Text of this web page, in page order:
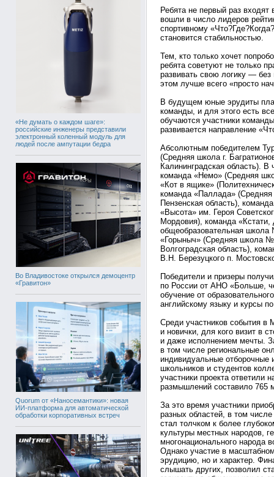
«Не думать о каждом шаге»:
российские инженеры представили
электронный коленный модуль для
людей после ампутации бедра
Во Владивостоке открылся демоцентр
«Гравитон»
Quorum от «Наносемантики»: новая
ИИ-платформа для автоматической
обработки корпоративных встреч
Ребята не первый раз
вошли в число лидеров
спортивному
становится стабильностью.
Тем, кто только хочет
ребята советуют не только
развивать свою логику —
этом лучше всего «просто
В будущем юные эрудиты
команды, и для этого есть
обучаются участники
развивается направление
Абсолютным победителем
(Средняя школа г.
Калининградская область).
команда «Немо» (Средняя
«Кот в ящике»
команда «Паллада»
Пензенская область),
«Высота» им. Героя
Мордовия), команда
общеобразовательная школа
«Горыныч» (Средняя школа
Волгоградская область),
В.Н. Березуцкого п.
Победители и призеры
по России от АНО «Больше,
обучение от
английскому языку и курсы
Среди участников события
и новички, для кого визит в
и даже исполнением мечты.
в том числе региональные
индивидуальные отборочные
школьников и студентов
участники проекта ответили
размышлений составило 765
За это время участники
разных областей, в том
стал толчком к более
культуры местных народов,
многонационального народа
Однако участие в
эрудицию, но и характер.
слышать других, позволил